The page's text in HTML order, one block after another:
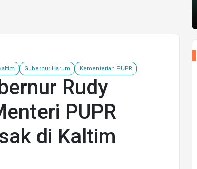
Gubernur Harum Kementerian PUPR
Rudy
PUPR
di Kaltim